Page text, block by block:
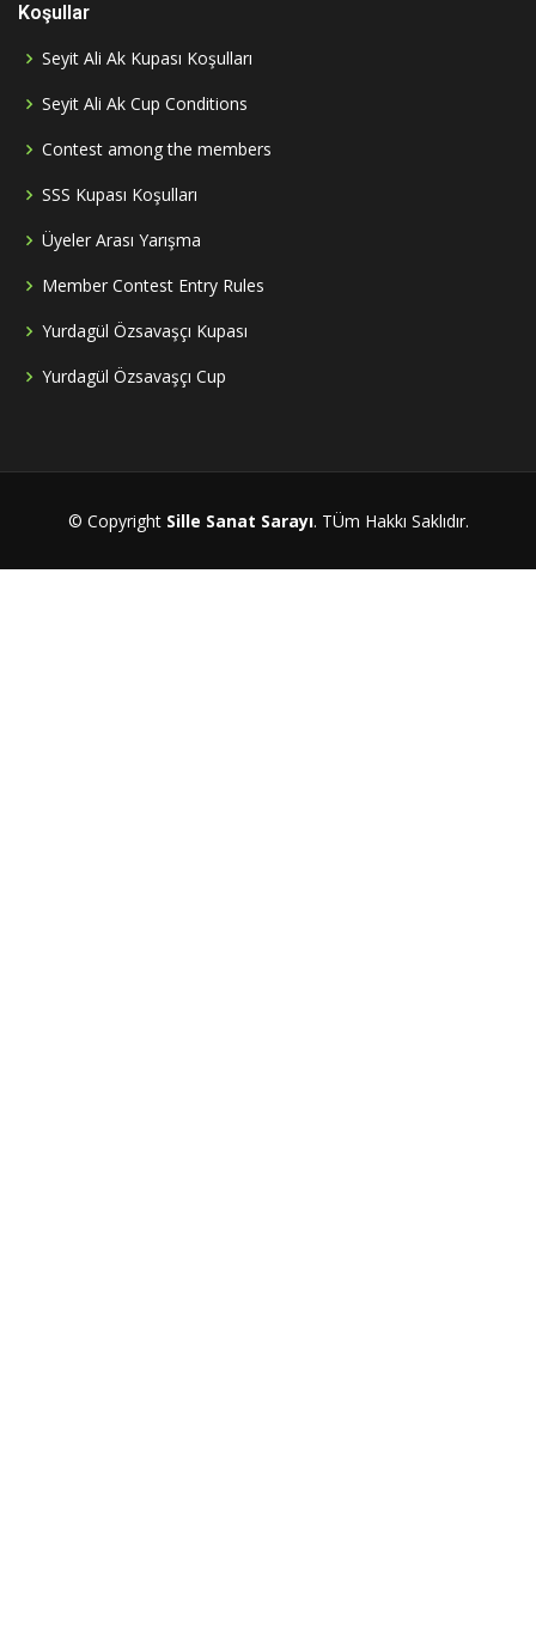
Koşullar
Seyit Ali Ak Kupası Koşulları
Seyit Ali Ak Cup Conditions
Contest among the members
SSS Kupası Koşulları
Üyeler Arası Yarışma
Member Contest Entry Rules
Yurdagül Özsavaşçı Kupası
Yurdagül Özsavaşçı Cup
© Copyright Sille Sanat Sarayı. TÜm Hakkı Saklıdır.